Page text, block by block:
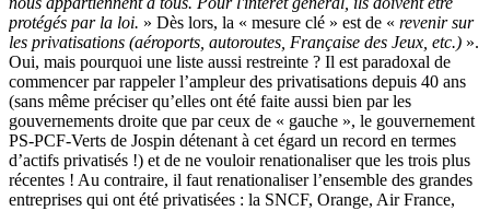
protégés par la loi. » Dès lors, la « mesure clé » est de « revenir sur
les privatisations (aéroports, autoroutes, Française des Jeux, etc.) ».
Oui, mais pourquoi une liste aussi restreinte ? Il est paradoxal de
commencer par rappeler l’ampleur des privatisations depuis 40 ans
(sans même préciser qu’elles ont été faite aussi bien par les
gouvernements droite que par ceux de « gauche », le gouvernement
PS-PCF-Verts de Jospin détenant à cet égard un record en termes
d’actifs privatisés !) et de ne vouloir renationaliser que les trois plus
récentes ! Au contraire, il faut renationaliser l’ensemble des grandes
entreprises qui ont été privatisées : la SNCF, Orange, Air France,